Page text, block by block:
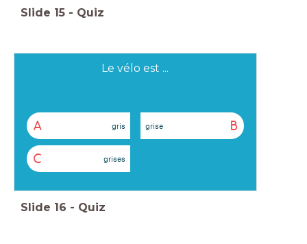
Slide 15 - Quiz
Le vélo est ...
A gris B
grise
C grises
Slide 16 - Quiz